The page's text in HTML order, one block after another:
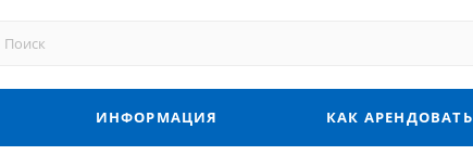
ИНФОРМАЦИЯ КАК АРЕНДОВАТЬ